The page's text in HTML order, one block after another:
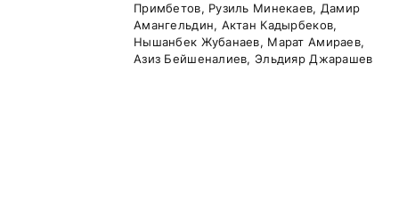
Примбетов, Рузиль Минекаев, Дамир
Амангельдин, Актан Кадырбеков,
Нышанбек Жубанаев, Марат Амираев,
Азиз Бейшеналиев, Эльдияр Джарашев